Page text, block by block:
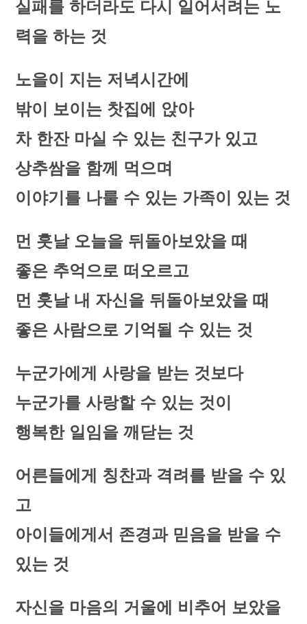
실패를 하더라도 다시 일어서려는 노
력을 하는 것
노을이 지는 저녁시간에
밖이 보이는 찻집에 앉아
차 한잔 마실 수 있는 친구가 있고
상추쌈을 함께 먹으며
이야기를 나룰 수 있는 가족이 있는 것
먼 훗날 오늘을 뒤돌아보았을 때
좋은 추억으로 떠오르고
먼 훗날 내 자신을 뒤돌아보았을 때
좋은 사람으로 기억될 수 있는 것
누군가에게 사랑을 받는 것보다
누군가를 사랑할 수 있는 것이
행복한 일임을 깨닫는 것
어른들에게 칭찬과 격려를 받을 수 있
고
아이들에게서 존경과 믿음을 받을 수
있는 것
자신을 마음의 거울에 비추어 보았을